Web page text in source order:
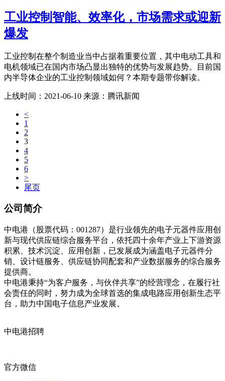
工业控制智能、效率化，市场需求或迎新
爆发
工业控制在整个制造业当中占据着重要位置，其中电动工具和
电机领域已在国内市场凸显出独特的优势与发展趋势。目前国
内半导体企业的工业控制领域如何？本期专题带你解读。
上线时间： 2021-06-10 来源： 腾讯新闻
<
1
2
3
4
5
6
>
尾页
公司简介
中电港（股票代码：001287）是行业领先的电子元器件应用创
新与现代供应链综合服务平台，依托四十余年产业上下游资源
积累、技术沉淀、应用创新，已发展成为涵盖电子元器件分
销、设计链服务、供应链协同配套和产业数据服务的综合服务
提供商。
中电港秉持“为客户服务，与伙伴共享”的经营理念，在履行社
会责任的同时，努力成为全球首选的集成电路应用创新生态平
台，助力中国电子信息产业发展。
中电港招聘
官方微信